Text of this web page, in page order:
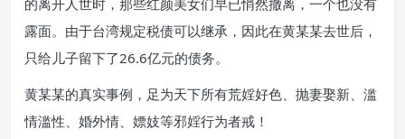
的离开人世时，那些红颜美女们早已悄然撤离，一个也没有
露面。由于台湾规定税债可以继承，因此在黄某某去世后，
只给儿子留下了26.6亿元的债务。
黄某某的真实事例，足为天下所有荒婬好色、抛妻娶新、滥
情滥性、婚外情、嫖妓等邪婬行为者戒！